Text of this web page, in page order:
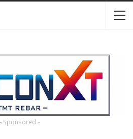
- Sponsored -